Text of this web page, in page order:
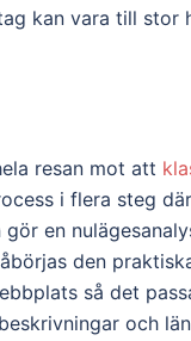
kan vara till
resan mot att
i flera steg
en
den
så det
och